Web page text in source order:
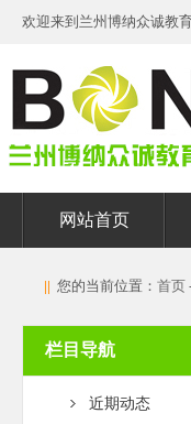
欢迎来到兰州博纳众诚教
网站首页
|| 您的当前位置： 首页
栏目导航
近期动态